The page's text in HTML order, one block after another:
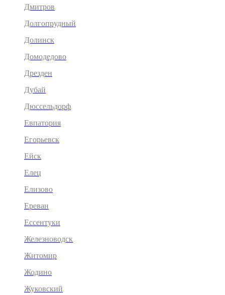
Дмитров
Долгопрудный
Долинск
Домодедово
Дрезден
Дубай
Дюссельдорф
Евпатория
Егорьевск
Ейск
Елец
Елизово
Ереван
Ессентуки
Железноводск
Житомир
Жодино
Жуковский